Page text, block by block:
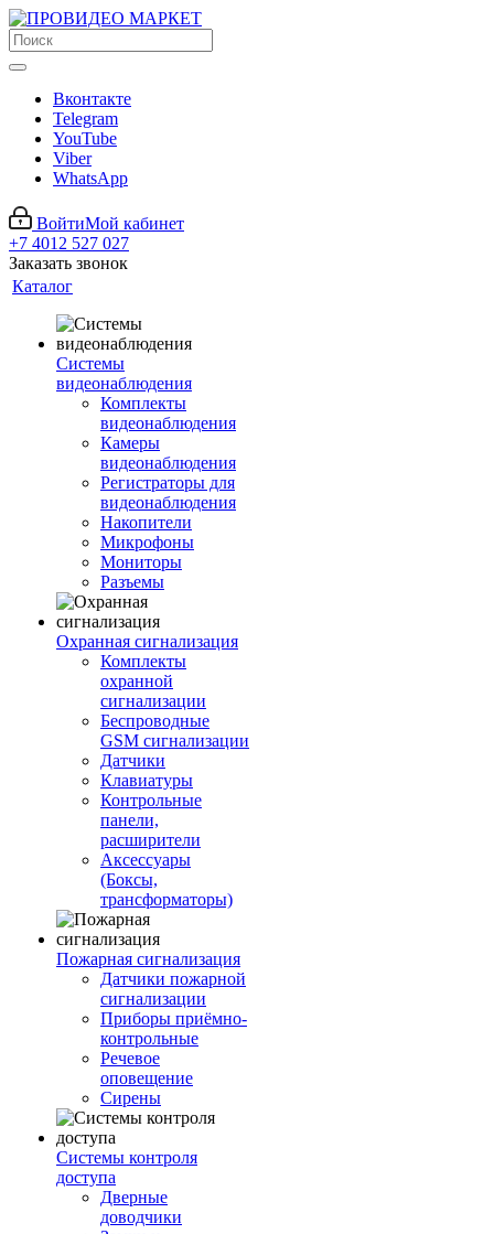
Вконтакте
Telegram
YouTube
Viber
WhatsApp
ВойтиМой кабинет
+7 4012 527 027
Заказать звонок
Каталог
Системы
видеонаблюдения
Комплекты
видеонаблюдения
Камеры
видеонаблюдения
Регистраторы для
видеонаблюдения
Накопители
Микрофоны
Мониторы
Разъемы
Охранная сигнализация
Комплекты
охранной
сигнализации
Беспроводные
GSM сигнализации
Датчики
Клавиатуры
Контрольные
панели,
расширители
Аксессуары
(Боксы,
трансформаторы)
Пожарная сигнализация
Датчики пожарной
сигнализации
Приборы приёмно-
контрольные
Речевое
оповещение
Сирены
Системы контроля
доступа
Дверные
доводчики